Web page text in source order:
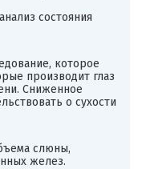
состояния
которое
производит глаз
Сниженное
о сухости
слюны,
желез.